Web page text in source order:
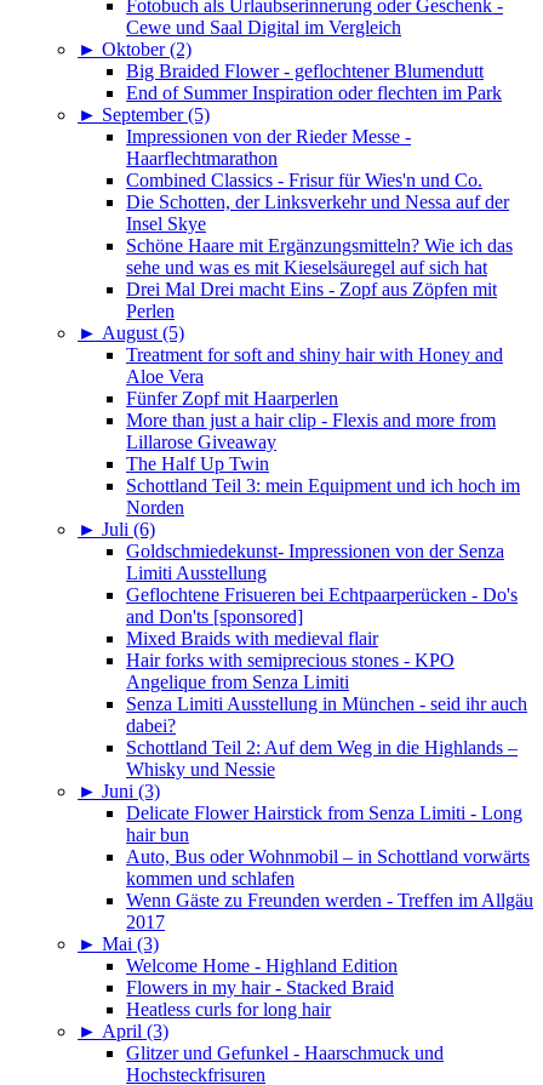
Fotobuch als Urlaubserinnerung oder Geschenk -
Cewe und Saal Digital im Vergleich
► Oktober (2)
Big Braided Flower - geflochtener Blumendutt
End of Summer Inspiration oder flechten im Park
► September (5)
Impressionen von der Rieder Messe -
Haarflechtmarathon
Combined Classics - Frisur für Wies'n und Co.
Die Schotten, der Linksverkehr und Nessa auf der
Insel Skye
Schöne Haare mit Ergänzungsmitteln? Wie ich das
sehe und was es mit Kieselsäuregel auf sich hat
Drei Mal Drei macht Eins - Zopf aus Zöpfen mit
Perlen
► August (5)
Treatment for soft and shiny hair with Honey and
Aloe Vera
Fünfer Zopf mit Haarperlen
More than just a hair clip - Flexis and more from
Lillarose Giveaway
The Half Up Twin
Schottland Teil 3: mein Equipment und ich hoch im
Norden
► Juli (6)
Goldschmiedekunst- Impressionen von der Senza
Limiti Ausstellung
Geflochtene Frisueren bei Echtpaarperücken - Do's
and Don'ts [sponsored]
Mixed Braids with medieval flair
Hair forks with semiprecious stones - KPO
Angelique from Senza Limiti
Senza Limiti Ausstellung in München - seid ihr auch
dabei?
Schottland Teil 2: Auf dem Weg in die Highlands –
Whisky und Nessie
► Juni (3)
Delicate Flower Hairstick from Senza Limiti - Long
hair bun
Auto, Bus oder Wohnmobil – in Schottland vorwärts
kommen und schlafen
Wenn Gäste zu Freunden werden - Treffen im Allgäu
2017
► Mai (3)
Welcome Home - Highland Edition
Flowers in my hair - Stacked Braid
Heatless curls for long hair
► April (3)
Glitzer und Gefunkel - Haarschmuck und
Hochsteckfrisuren